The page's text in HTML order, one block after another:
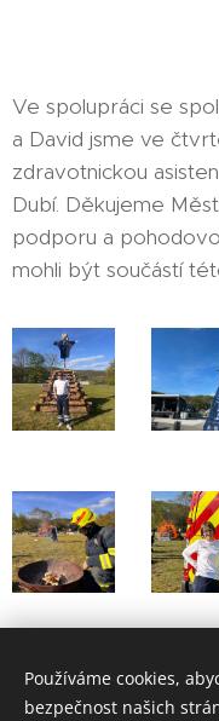
Ve spolupráci se
a David jsme ve
zdravotnickou
Dubí. Děkujeme
podporu a
mohli být součástí
Share
Používáme cookies,
bezpečnost našich